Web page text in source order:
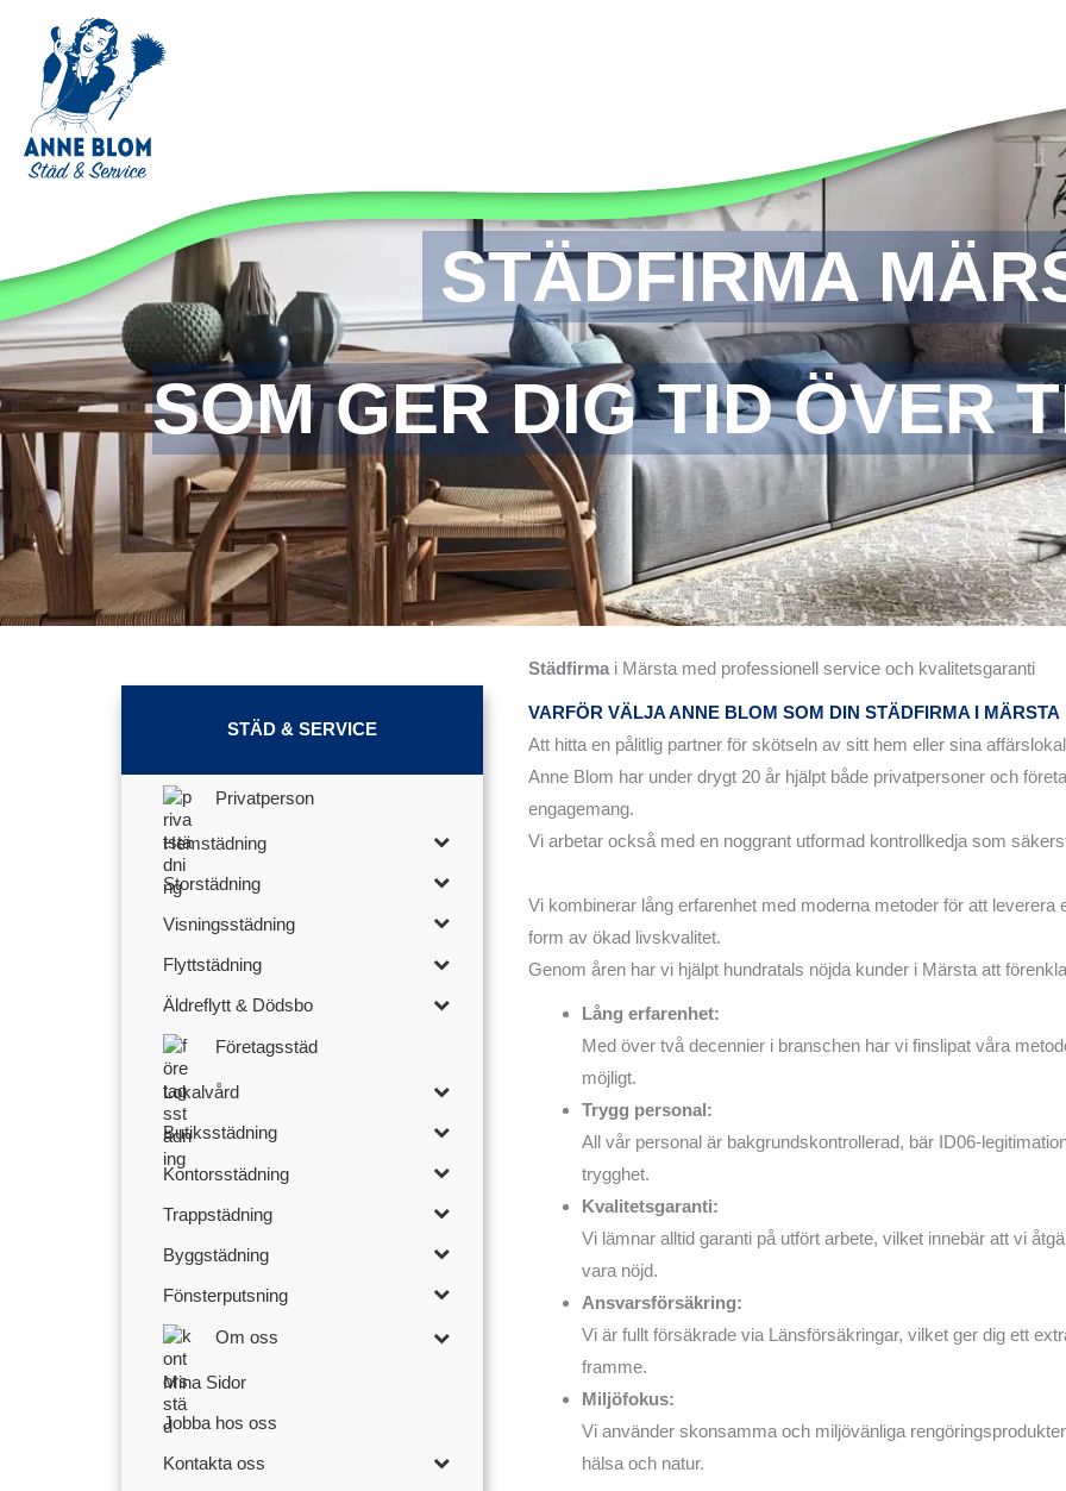
STÄDFIRMA
SOM GER DIG TID ÖVER
STÄD & SERVICE
Privatperson
Hemstädning
Storstädning
Visningsstädning
Flyttstädning
Äldreflytt & Dödsbo
Företagsstäd
Lokalvård
Butiksstädning
Kontorsstädning
Trappstädning
Byggstädning
Fönsterputsning
Om oss
Mina Sidor
Jobba hos oss
Kontakta oss
Städfirma i Märsta med professionell service och kvalitetsgaranti
VARFÖR VÄLJA ANNE BLOM SOM DIN STÄDFIRMA I MÄRSTA
Att hitta en pålitlig partner för skötseln av sitt hem eller sina
Anne Blom har under drygt 20 år hjälpt både privatpersoner och
engagemang.
Vi arbetar också med en noggrant utformad kontrollkedja som
Vi kombinerar lång erfarenhet med moderna metoder för att
form av ökad livskvalitet.
Genom åren har vi hjälpt hundratals nöjda kunder i Märsta att
Lång erfarenhet:
Med över två decennier i branschen har vi finslipat våra
möjligt.
Trygg personal:
All vår personal är bakgrundskontrollerad, bär ID06-
trygghet.
Kvalitetsgaranti:
Vi lämnar alltid garanti på utfört arbete, vilket innebär att vi
vara nöjd.
Ansvarsförsäkring:
Vi är fullt försäkrade via Länsförsäkringar, vilket ger dig ett
framme.
Miljöfokus:
Vi använder skonsamma och miljövänliga
hälsa och natur.